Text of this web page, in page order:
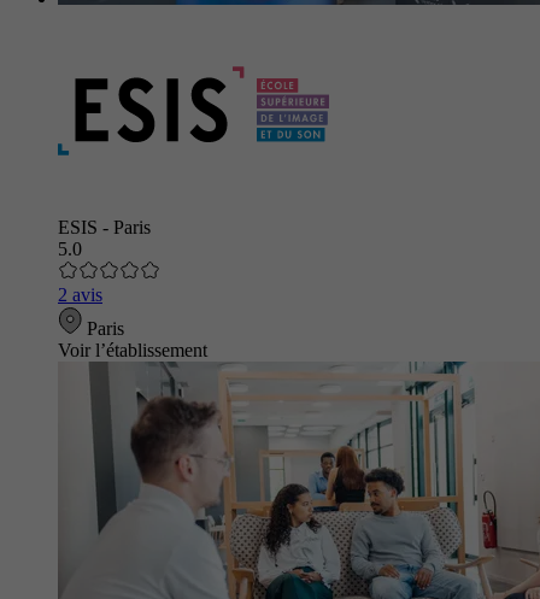
ESIS - Paris
5.0
2 avis
Paris
Voir l’établissement